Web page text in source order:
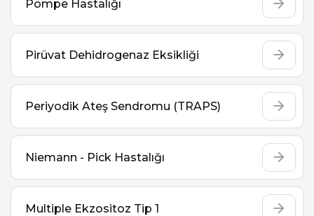
Pompe Hastalığı
Pirüvat Dehidrogenaz Eksikliği
Periyodik Ateş Sendromu (TRAPS)
Niemann - Pick Hastalığı
Multiple Ekzositoz Tip 1